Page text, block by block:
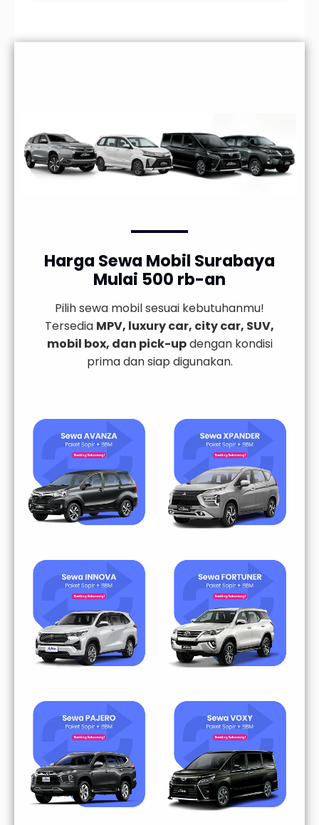
Harga Sewa Mobil Surabaya
Mulai 500 rb-an
Pilih sewa mobil sesuai kebutuhanmu!
Tersedia MPV, luxury car, city car, SUV,
mobil box, dan pick-updengan kondisi
prima dan siap digunakan.